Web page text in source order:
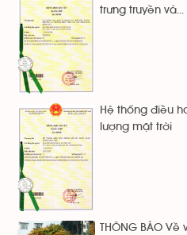
trưng truyền và...
Hệ thống điều
lượng mặt trời
THÔNG BÁO